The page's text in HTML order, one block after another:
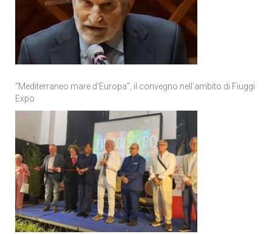
“Mediterraneo mare d’Europa”, il convegno nell’ambito di Fiuggi
Expo